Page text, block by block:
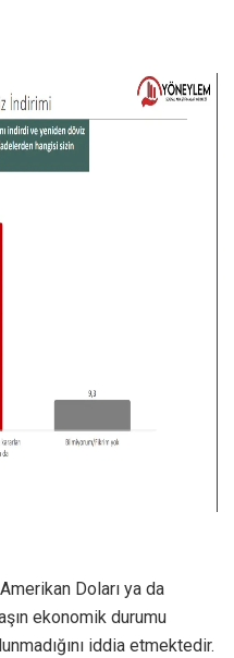
Doları ya da
ekonomik durumu
iddia etmektedir.